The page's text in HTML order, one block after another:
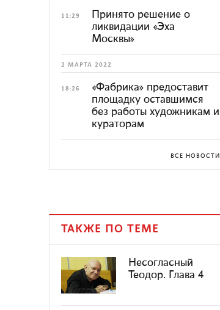
11:29
Принято решение о
ликвидации «Эха
Москвы»
2 МАРТА 2022
18:26
«Фабрика» предоставит
площадку оставшимся
без работы художникам и
кураторам
ВСЕ НОВОСТИ
ТАКЖЕ ПО ТЕМЕ
Несогласный
Теодор. Глава 4